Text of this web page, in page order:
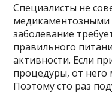
Специалисты не
медикаментозными
заболевание
правильного
активности. Если
процедуры, от него
Поэтому сто раз